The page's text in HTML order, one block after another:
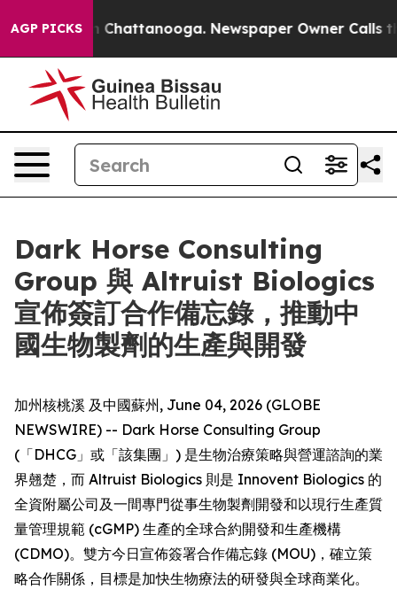
AGP PICKS
Chaos in Chattanooga. Newspaper Owner Calls the
Dark Horse Consulting
Group 與 Altruist Biologics
宣佈簽訂合作備忘錄，推動中
國生物製劑的生產與開發
加州核桃溪 及中國蘇州, June 04, 2026 (GLOBE
NEWSWIRE) -- Dark Horse Consulting Group
(「DHCG」或「該集團」) 是生物治療策略與營運諮詢的業
界翹楚，而 Altruist Biologics 則是 Innovent Biologics 的
全資附屬公司及一間專門從事生物製劑開發和以現行生產質
量管理規範 (cGMP) 生產的全球合約開發和生產機構
(CDMO)。雙方今日宣佈簽署合作備忘錄 (MOU)，確立策
略合作關係，目標是加快生物療法的研發與全球商業化。